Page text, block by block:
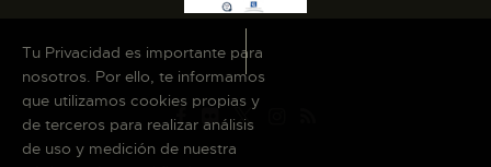
Tu Privacidad es importante para
nosotros. Por ello, te informamos
que utilizamos cookies propias y
de terceros para realizar análisis
de uso y medición de nuestra